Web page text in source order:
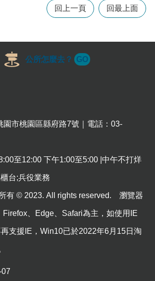
回上一頁 回最上面
公所怎麼去？ GO
園市桃園區縣府路7號｜電話：03-
至12:00 下午1:00至5:00 |中午不打烊
台;兵役業務
有 © 2023. All rights reserved. 瀏覽器
Firefox、Edge、Safari為主，如使用IE
支援IE，Win10已於2022年6月15日淘
07